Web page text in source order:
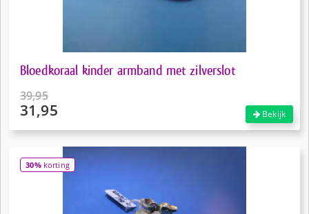
Bloedkoraal kinder armband met zilverslot
39,95
Oorspronkelijke
31,95
is:
€31,95.
Bekijk
30%korting